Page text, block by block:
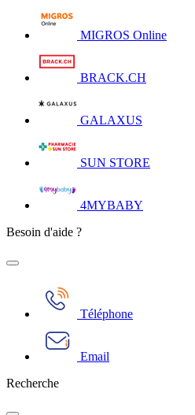
MIGROS Online
BRACK.CH
GALAXUS
SUN STORE
4MYBABY
Besoin d'aide ?
Téléphone
Email
Recherche